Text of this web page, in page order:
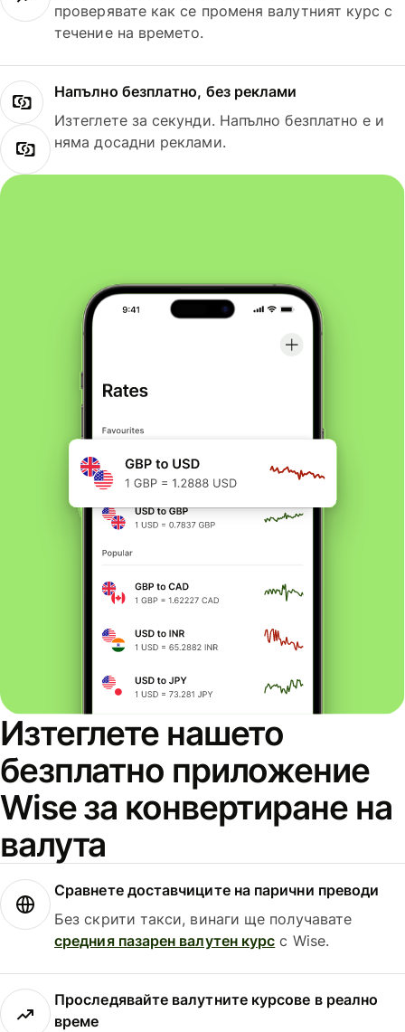
проверявате как се променя валутният курс с
течение на времето.
Напълно безплатно, без реклами
Изтеглете за секунди. Напълно безплатно е и
няма досадни реклами.
Изтеглете нашето
безплатно приложение
Wise за конвертиране на
валута
Сравнете доставчиците на парични преводи
Без скрити такси, винаги ще получавате
средния пазарен валутен курс с Wise.
Проследявайте валутните курсове в реално
време